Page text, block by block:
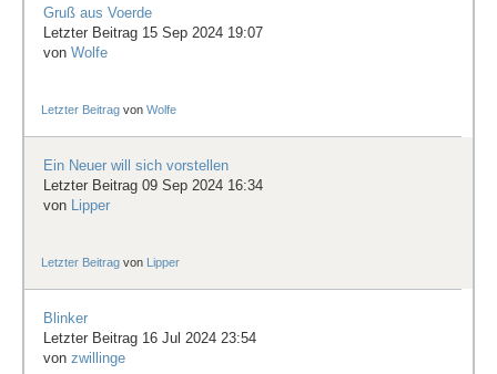
Gruß aus Voerde
Letzter Beitrag 15 Sep 2024 19:07
von Wolfe
Letzter Beitrag vonWolfe
Ein Neuer will sich vorstellen
Letzter Beitrag 09 Sep 2024 16:34
von Lipper
Letzter Beitrag von Lipper
Blinker
Letzter Beitrag 16 Jul 2024 23:54
von zwillinge